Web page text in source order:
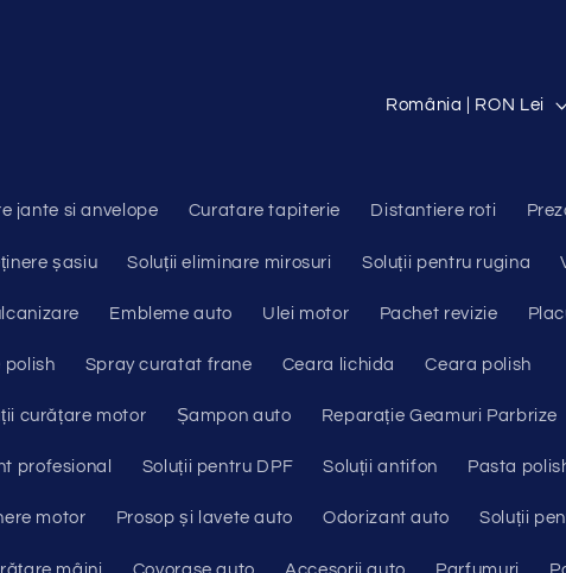
jante si anvelope Curatare tapiterie Distantiere roti
șasiu Soluții eliminare mirosuri Soluții pentru rugina
Embleme auto Ulei motor Pachet revizie
polish Spray curatat frane Ceara lichida Ceara polish
curățare motor Șampon auto Reparație Geamuri Parbrize
profesional Soluții pentru DPF Soluții antifon Pasta
motor Prosop și lavete auto Odorizant auto Soluții
Ț
ă
/
g
i
u
e
România | RON Lei